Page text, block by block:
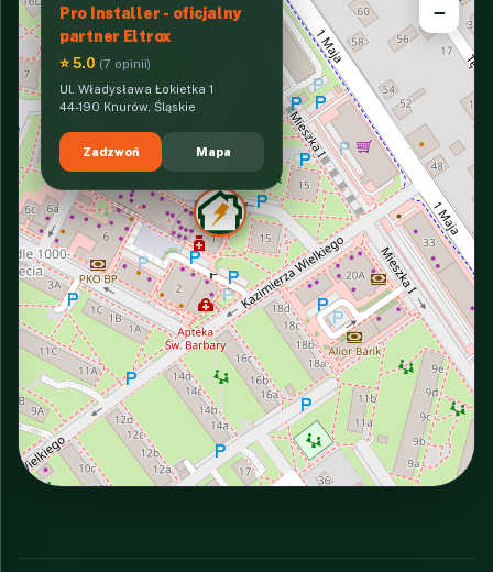
Pro Installer - oficjalny
partner Eltrox
⭐ 5.0 (7 opinii)
Ul. Władysława Łokietka 1
44-190 Knurów, Śląskie
Zadzwoń Mapa
−
INTERACTIVE VIEW